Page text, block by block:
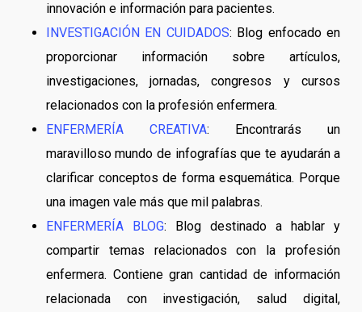
innovación e información para pacientes.
INVESTIGACIÓN EN CUIDADOS: Blog enfocado en
proporcionar información sobre artículos,
investigaciones, jornadas, congresos y cursos
relacionados con la profesión enfermera.
ENFERMERÍA CREATIVA: Encontrarás un
maravilloso mundo de infografías que te ayudarán a
clarificar conceptos de forma esquemática. Porque
una imagen vale más que mil palabras.
ENFERMERÍA BLOG: Blog destinado a hablar y
compartir temas relacionados con la profesión
enfermera. Contiene gran cantidad de información
relacionada con investigación, salud digital,